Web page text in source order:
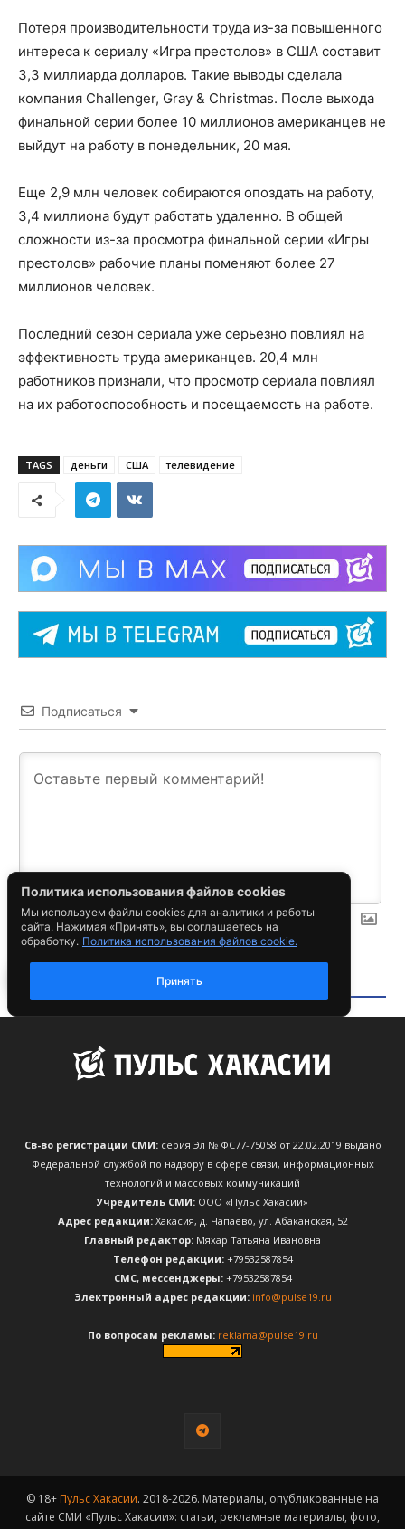
Св-во регистрации СМИ:серия Эл № ФС77-75058 от 22.02.2019 выдано
Федеральной службой по надзору в сфере связи, информационных
технологий и массовых коммуникаций
Учредитель СМИ: ООО «Пульс Хакасии»
Адрес редакции:Хакасия, д. Чапаево, ул. Абаканская, 52
Главный редактор: Мяхар Татьяна Ивановна
Телефон редакции:+79532587854
CМС, мессенджеры:+79532587854
Электронный адрес редакции: info@pulse19.ru
По вопросам рекламы: reklama@pulse19.ru
© 18+ Пульс Хакасии. 2018-2026. Материалы, опубликованные на
сайте СМИ «Пульс Хакасии»: статьи, рекламные материалы, фото,